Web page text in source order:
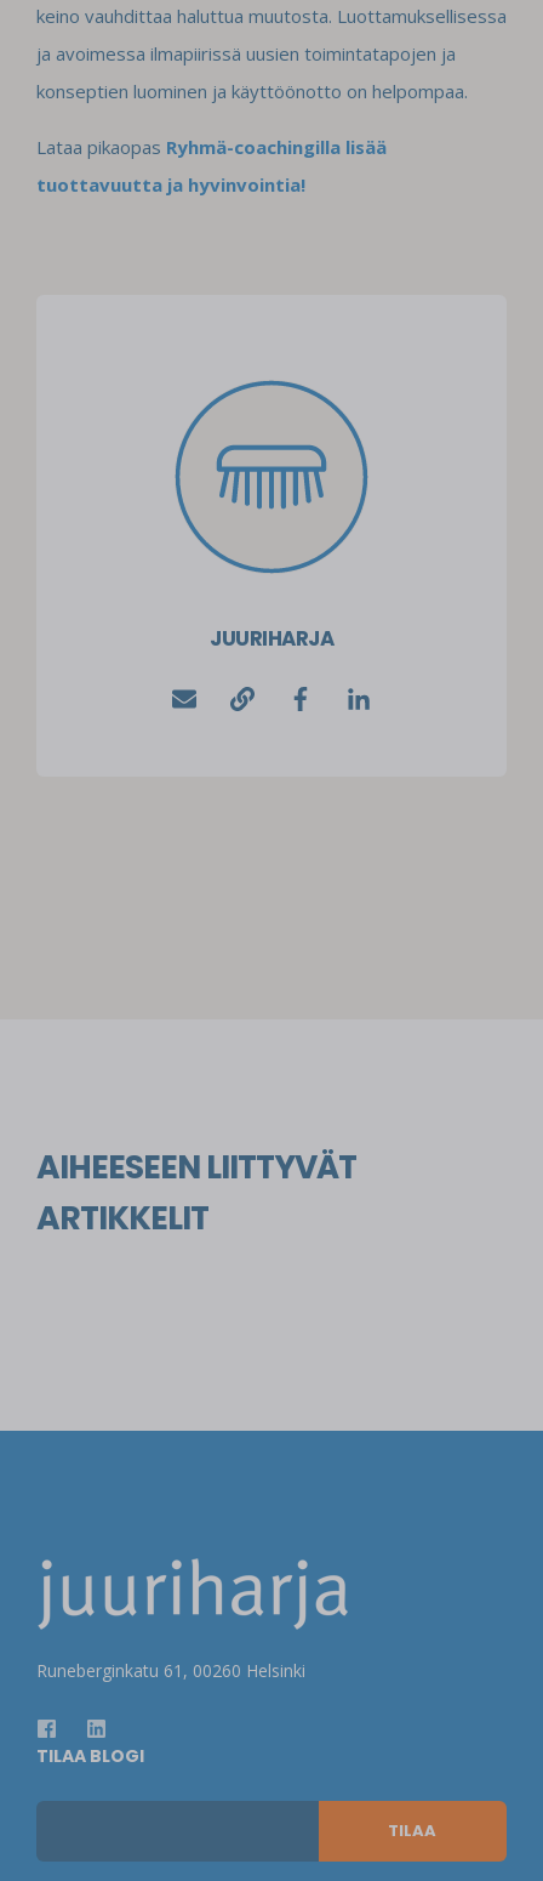
keino vauhdittaa haluttua muutosta. Luottamuksellisessa
ja avoimessa ilmapiirissä uusien toimintatapojen ja
konseptien luominen ja käyttöönotto on helpompaa.
Lataa pikaopas Ryhmä-coachingilla lisää
tuottavuutta ja hyvinvointia!
JUURIHARJA
AIHEESEEN LIITTYVÄT
ARTIKKELIT
Runeberginkatu 61, 00260 Helsinki
TILAA BLOGI